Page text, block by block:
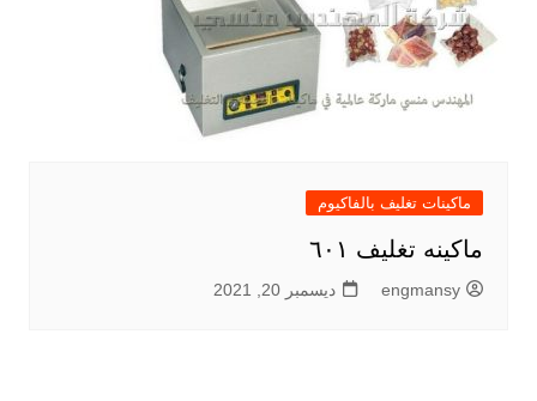
ماكينات تغليف بالفاكيوم
ماكينه تغليف ٦٠١
engmansy ديسمبر 20, 2021